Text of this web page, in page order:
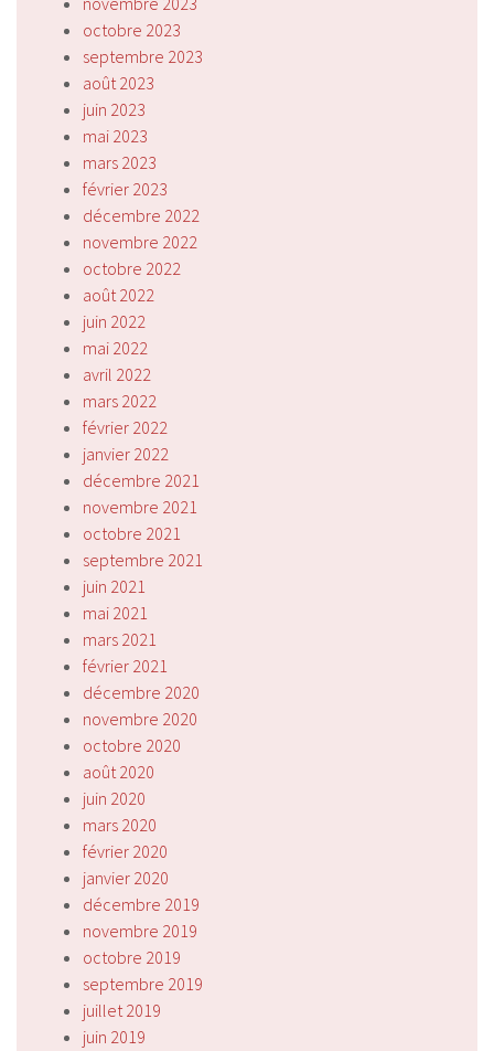
octobre 2023
septembre 2023
août 2023
juin 2023
mai 2023
mars 2023
février 2023
décembre 2022
novembre 2022
octobre 2022
août 2022
juin 2022
mai 2022
avril 2022
mars 2022
février 2022
janvier 2022
décembre 2021
novembre 2021
octobre 2021
septembre 2021
juin 2021
mai 2021
mars 2021
février 2021
décembre 2020
novembre 2020
octobre 2020
août 2020
juin 2020
mars 2020
février 2020
janvier 2020
décembre 2019
novembre 2019
octobre 2019
septembre 2019
juillet 2019
juin 2019